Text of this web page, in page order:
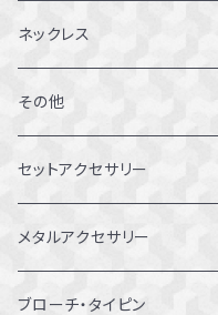
6～6.5号
7～7.5号
8～8.5号
9～9.5号
10～10.5号
ネックレス
その他
セットアクセサリー
メタルアクセサリー
ピアス
ブローチ・タイピン